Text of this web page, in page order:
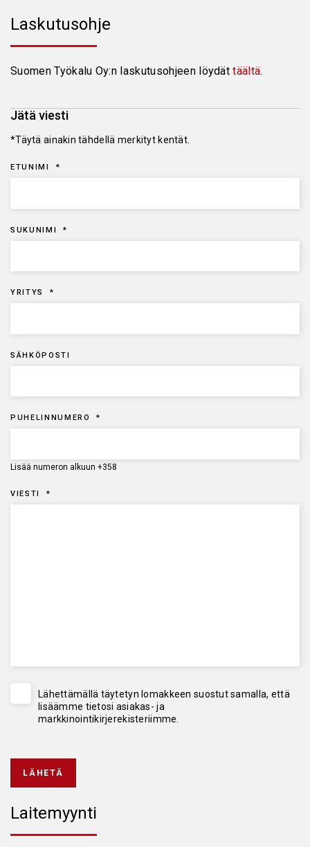
Laskutusohje
Suomen Työkalu Oy:n laskutusohjeen löydättäältä.
Jätä viesti
*Täytä ainakin tähdellä merkityt kentät.
ETUNIMI *
SUKUNIMI *
YRITYS *
SÄHKÖPOSTI
PUHELINNUMERO *
Lisää numeron alkuun +358
VIESTI *
Lähettämällä täytetyn lomakkeen suostut samalla, että
lisäämme tietosi asiakas- ja
markkinointikirjerekisteriimme.
LÄHETÄ
Laitemyynti